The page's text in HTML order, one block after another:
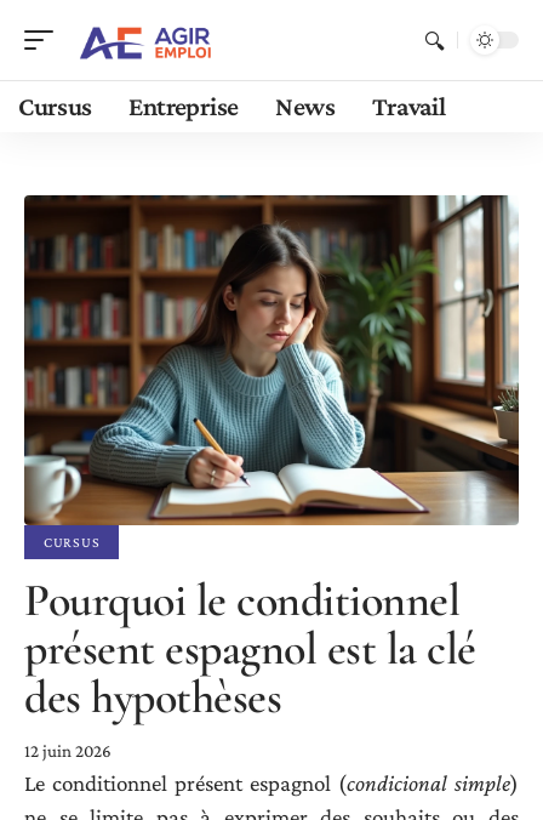
Cursus Entreprise News Travail
CURSUS
Pourquoi le conditionnel
présent espagnol est la clé
des hypothèses
12 juin 2026
Le conditionnel présent espagnol (condicional simple)